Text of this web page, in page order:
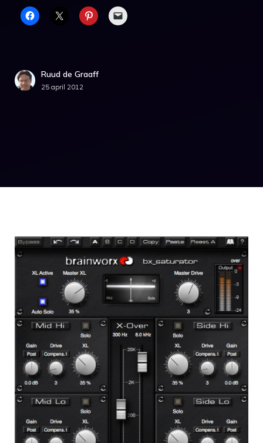
Ruud de Graaff
25 april 2012